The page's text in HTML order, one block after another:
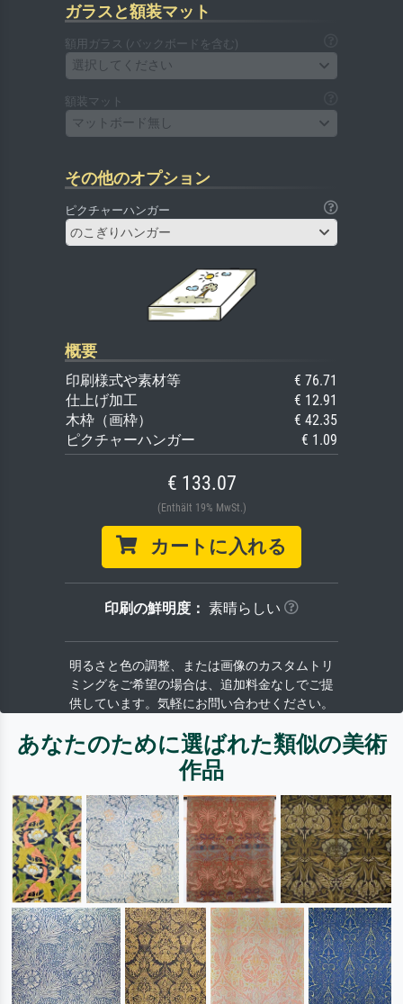
ガラスと額装マット
額用ガラス (バックボードを含む)
選択してください
額装マット
マットボード無し
その他のオプション
ピクチャーハンガー
のこぎりハンガー
概要
印刷様式や素材等
€ 76.71
仕上げ加工
€ 12.91
木枠（画枠）
€ 42.35
ピクチャーハンガー
€ 1.09
€ 133.07
(Enthält 19% MwSt.)
カートに入れる
印刷の鮮明度： 素晴らしい
明るさと色の調整、または画像のカスタムトリ
ミングをご希望の場合は、追加料金なしでご提
供しています。気軽にお問い合わせください。
あなたのために選ばれた類似の美術
作品